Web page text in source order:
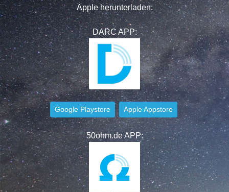
Apple herunterladen:
DARC APP:
Google Playstore Apple Appstore
50ohm.de APP: